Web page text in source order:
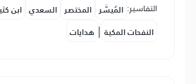
التفاسير: المُيسَّر المختصر السعدي ابن
النفحات المكية | هدايات